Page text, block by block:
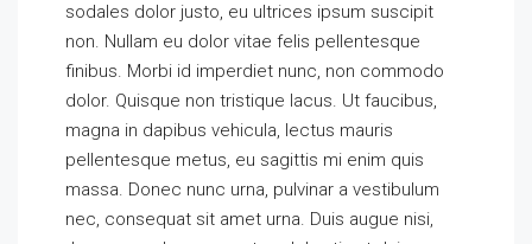
sodales dolor justo, eu ultrices ipsum suscipit
non. Nullam eu dolor vitae felis pellentesque
finibus. Morbi id imperdiet nunc, non commodo
dolor. Quisque non tristique lacus. Ut faucibus,
magna in dapibus vehicula, lectus mauris
pellentesque metus, eu sagittis mi enim quis
massa. Donec nunc urna, pulvinar a vestibulum
nec, consequat sit amet urna. Duis augue nisi,